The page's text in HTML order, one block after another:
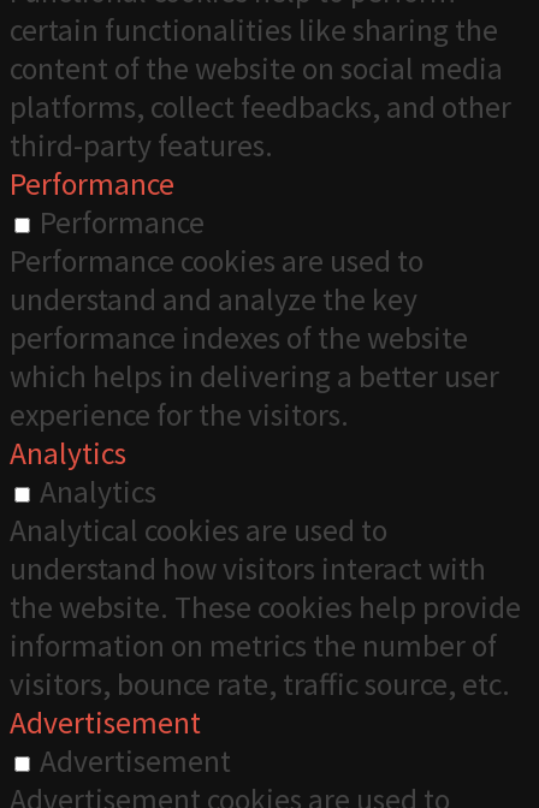
certain functionalities like sharing the
content of the website on social media
platforms, collect feedbacks, and other
third-party features.
Performance
Performance
Performance cookies are used to
understand and analyze the key
performance indexes of the website
which helps in delivering a better user
experience for the visitors.
Analytics
Analytics
Analytical cookies are used to
understand how visitors interact with
the website. These cookies help provide
information on metrics the number of
visitors, bounce rate, traffic source, etc.
Advertisement
Advertisement
Advertisement cookies are used to